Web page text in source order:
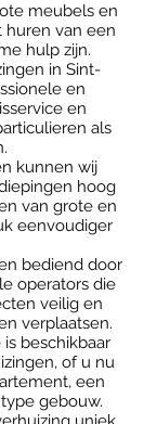
meubels en
huren van een
hulp zijn.
in Sint-
en
en
als
kunnen wij
hoog
van grote en
eenvoudiger
bediend door
operators die
veilig en
verplaatsen.
beschikbaar
of u nu
een
gebouw.